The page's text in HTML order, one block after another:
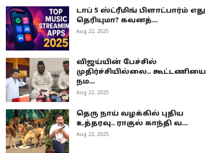
டாப் 5 ஸ்ட்ரீமிங் பிளாட்பார்ம் எது
தெரியுமா? கவனத்...
Aug 22, 2025
விஜய்யின் பேச்சில்
முதிர்ச்சியில்லை.. கூட்டணியை
நம...
Aug 22, 2025
தெரு நாய் வழக்கில் புதிய
உத்தரவு.. ராகுல் காந்தி வ...
Aug 22, 2025